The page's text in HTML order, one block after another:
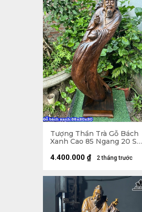
Tượng Thần Trà Gỗ Bách
Xanh Cao 85 Ngang 20 Sâu
2 tháng trước
4.400.000 ₫